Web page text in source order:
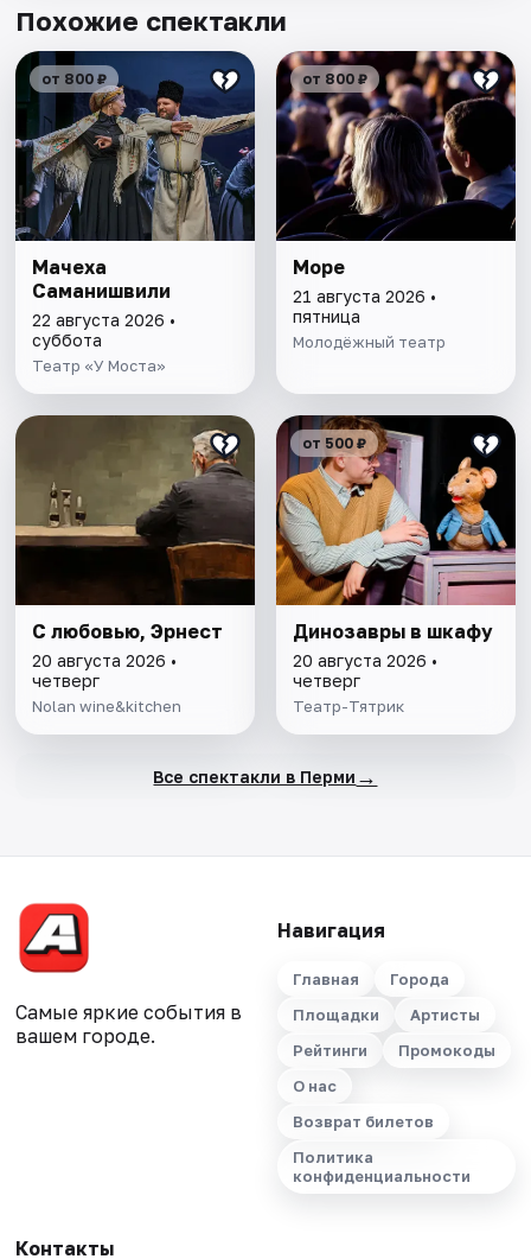
Похожие спектакли
от 800 ₽
Мачеха
Саманишвили
22 августа 2026 •
суббота
Театр «У Моста»
от 800 ₽
Море
21 августа 2026 •
пятница
Молодёжный театр
С любовью, Эрнест
20 августа 2026 •
четверг
Nolan wine&kitchen
от 500 ₽
Динозавры в шкафу
20 августа 2026 •
четверг
Театр-Тятрик
Все спектакли в Перми →
Самые яркие события в
вашем городе.
Навигация
Главная
Города
Площадки
Артисты
Рейтинги
Промокоды
О нас
Возврат билетов
Политика
конфиденциальности
Контакты